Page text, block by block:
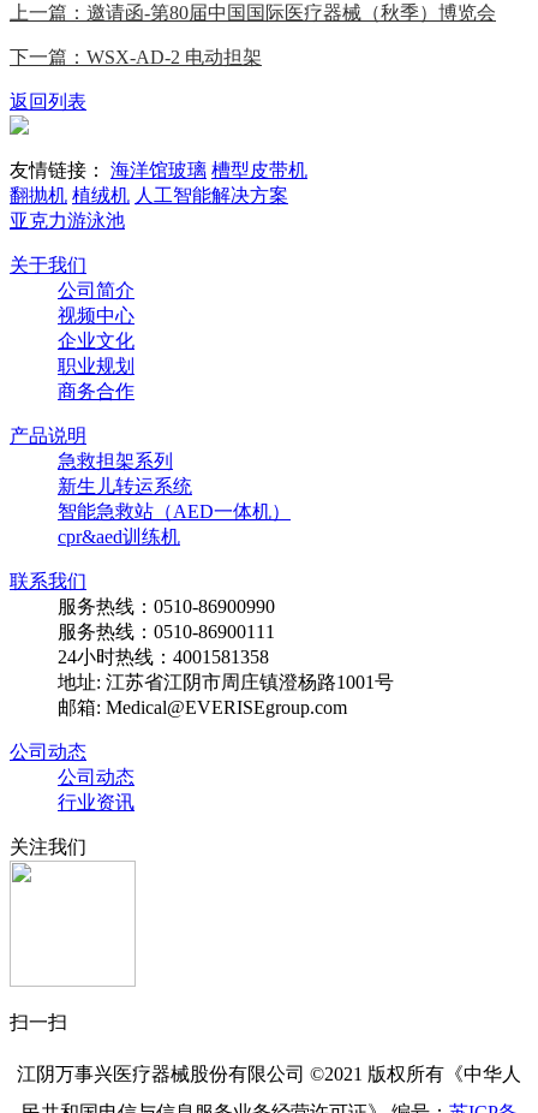
上一篇：邀请函-第80届中国国际医疗器械（秋季）博览会
下一篇：WSX-AD-2 电动担架
返回列表
友情链接： 海洋馆玻璃 槽型皮带机
翻抛机 植绒机 人工智能解决方案
亚克力游泳池
关于我们
公司简介
视频中心
企业文化
职业规划
商务合作
产品说明
急救担架系列
新生儿转运系统
智能急救站（AED一体机）
cpr&aed训练机
联系我们
服务热线：0510-86900990
服务热线：0510-86900111
24小时热线：4001581358
地址: 江苏省江阴市周庄镇澄杨路1001号
邮箱: Medical@EVERISEgroup.com
公司动态
公司动态
行业资讯
关注我们
扫一扫
江阴万事兴医疗器械股份有限公司 ©2021 版权所有《中华人